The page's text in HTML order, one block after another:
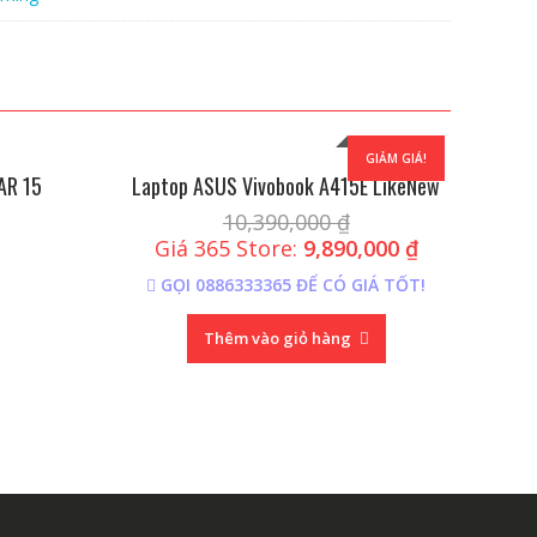
15
GIẢM GIÁ!
Laptop ASUS Vivobook A415E LikeNew
10,390,000₫
Giá 365 Store: 9,890,000 ₫
GỌI 0886333365 ĐỂ CÓ GIÁ TỐT!
Thêm vào giỏ hàng